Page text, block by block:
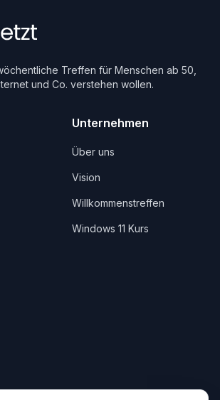
Treffen für Menschen ab 50,
und Co. verstehen wollen.
Unternehmen
Über uns
Vision
Willkommenstreffen
Windows 11 Kurs